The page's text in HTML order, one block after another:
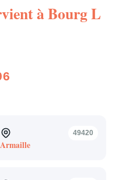
àBourg L
49420
Armaille